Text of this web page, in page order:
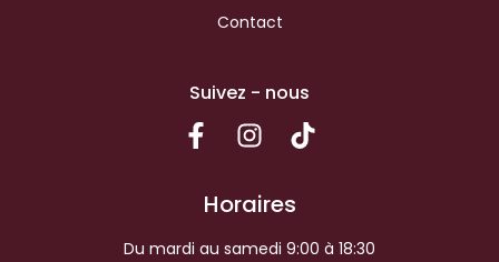
Contact
Suivez - nous
Horaires
Du mardi au samedi 9:00 à 18:30